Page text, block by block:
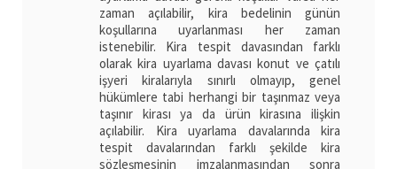
zaman açılabilir, kira bedelinin günün
koşullarına uyarlanması her zaman
istenebilir. Kira tespit davasından farklı
olarak kira uyarlama davası konut ve çatılı
işyeri kiralarıyla sınırlı olmayıp, genel
hükümlere tabi herhangi bir taşınmaz veya
taşınır kirası ya da ürün kirasına ilişkin
açılabilir. Kira uyarlama davalarında kira
tespit davalarından farklı şekilde kira
sözleşmesinin imzalanmasından sonra